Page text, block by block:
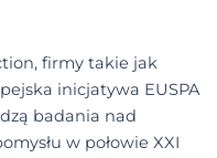
firmy takie jak
inicjatywa EUSPA
badania nad
w połowie XXI